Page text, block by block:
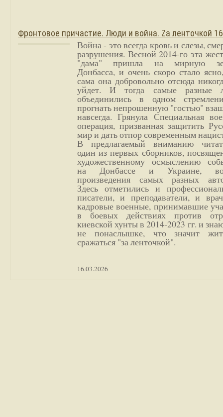
Фронтовое причастие. Люди и война. Zа ленточкой
Война - это всегда кровь и слезы,
разрушения. Весной 2014-го эта
"дама" пришла на мирную
Донбасса, и очень скоро стало
сама она добровольно отсюда
уйдет. И тогда самые разные
объединились в одном
прогнать непрошенную "гостью"
навсегда. Грянула Специальная
операция, призванная защитить
мир и дать отпор современным
В предлагаемый вниманию
один из первых сборников,
художественному осмыслению
на Донбассе и Украине,
произведения самых разных
Здесь отметились и
писатели, и преподаватели, и
кадровые военные, принимавшие
в боевых действиях против
киевской хунты в 2014-2023 гг. и
не понаслышке, что значит
сражаться "за ленточкой".
16.03.2026